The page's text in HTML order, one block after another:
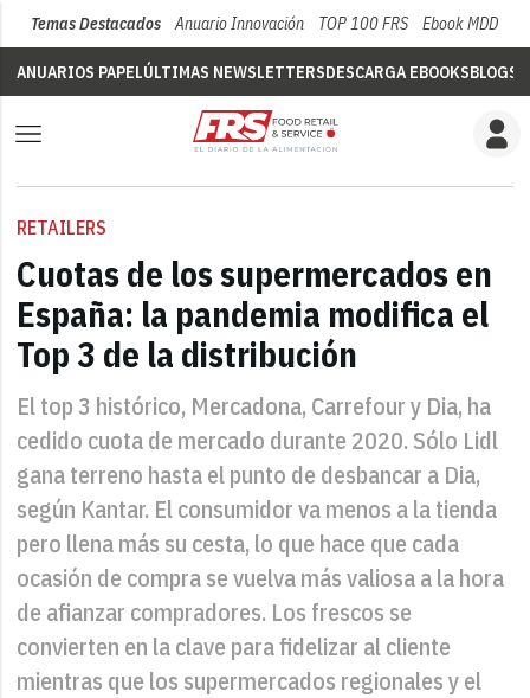
Temas Destacados Anuario Innovación TOP 100 FRS Ebook MDD
ANUARIOS PAPELÚLTIMAS NEWSLETTERSDESCARGA EBOOKSBLOGS
RETAILERS
Cuotas de los supermercados en
España: la pandemia modifica el
Top 3 de la distribución
El top 3 histórico, Mercadona, Carrefour y Dia, ha
cedido cuota de mercado durante 2020. Sólo Lidl
gana terreno hasta el punto de desbancar a Dia,
según Kantar. El consumidor va menos a la tienda
pero llena más su cesta, lo que hace que cada
ocasión de compra se vuelva más valiosa a la hora
de afianzar compradores. Los frescos se
convierten en la clave para fidelizar al cliente
mientras que los supermercados regionales y el